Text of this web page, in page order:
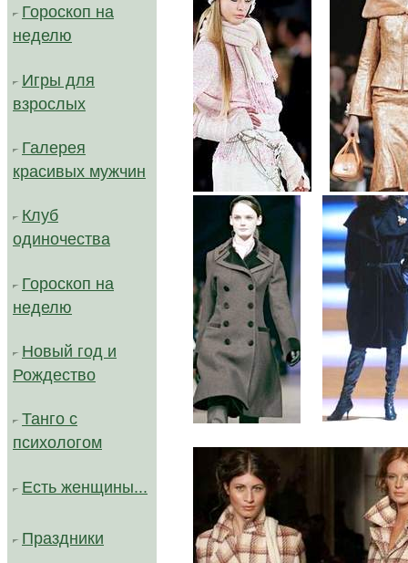
Гороскоп на
неделю
Игры для
взрослых
Галерея
красивых мужчин
Клуб
одиночества
Гороскоп на
неделю
Новый год и
Рождество
Танго с
психологом
Есть женщины...
Праздники